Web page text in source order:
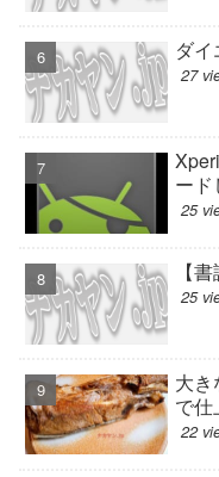
ダイ
27
ード
25
【
25
大き
で
22